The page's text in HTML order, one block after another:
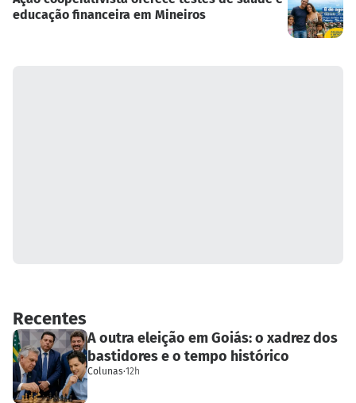
educação financeira em Mineiros
Recentes
A outra eleição em Goiás: o xadrez dos
bastidores e o tempo histórico
Colunas·12h